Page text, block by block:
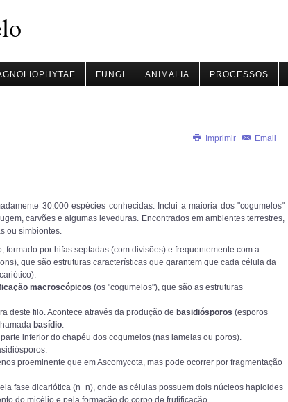
FUNGI ANIMALIA PROCESSOS
Imprimir Email
30.000 espécies conhecidas. Inclui a maioria dos "cogumelos"
carvões e algumas leveduras. Encontrados em ambientes terrestres,
ou simbiontes.
formado por hifas septadas (com divisões) e frequentemente com a
que são estruturas características que garantem que cada célula da
macroscópicos (os "cogumelos"), que são as estruturas
deste filo. Acontece através da produção de basidiósporos (esporos
basídio.
inferior do chapéu dos cogumelos (nas lamelas ou poros).
proeminente que em Ascomycota, mas pode ocorrer por fragmentação
fase dicariótica (n+n), onde as células possuem dois núcleos haploides
do micélio e pela formação do corpo de frutificação.